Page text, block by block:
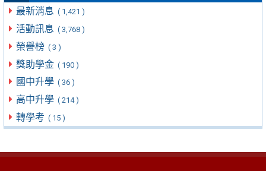
最新消息 ( 1,421 )
活動訊息 ( 3,768 )
榮譽榜 ( 3 )
獎助學金 ( 190 )
國中升學 ( 36 )
高中升學 ( 214 )
轉學考 ( 15 )